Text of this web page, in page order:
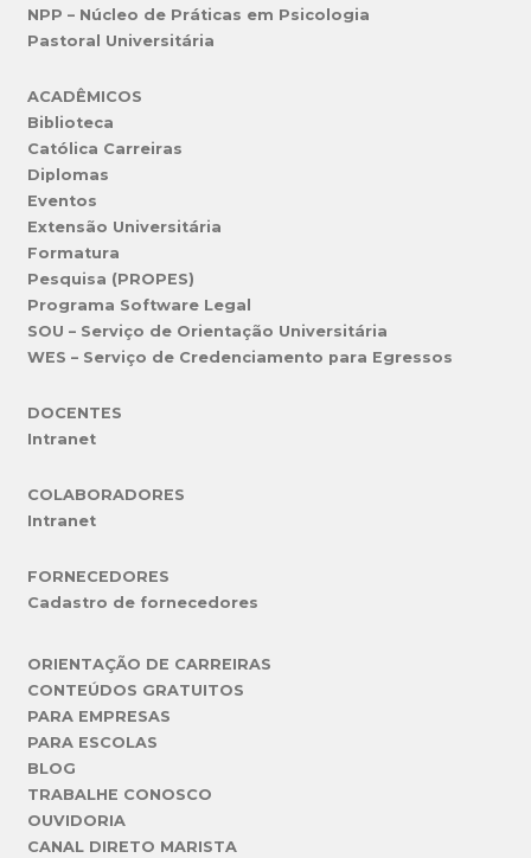
NPP – Núcleo de Práticas em Psicologia
Pastoral Universitária
ACADÊMICOS
Biblioteca
Católica Carreiras
Diplomas
Eventos
Extensão Universitária
Formatura
Pesquisa (PROPES)
Programa Software Legal
SOU – Serviço de Orientação Universitária
WES – Serviço de Credenciamento para Egressos
DOCENTES
Intranet
COLABORADORES
Intranet
FORNECEDORES
Cadastro de fornecedores
ORIENTAÇÃO DE CARREIRAS
CONTEÚDOS GRATUITOS
PARA EMPRESAS
PARA ESCOLAS
BLOG
TRABALHE CONOSCO
OUVIDORIA
CANAL DIRETO MARISTA